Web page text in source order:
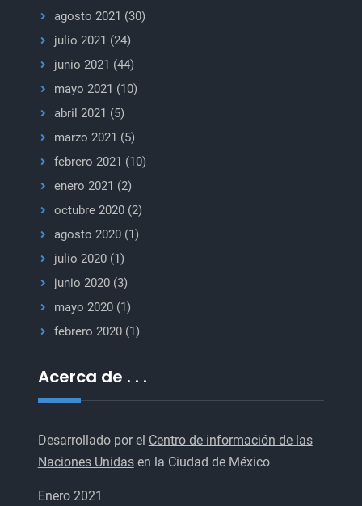
agosto 2021 (30)
julio 2021 (24)
junio 2021 (44)
mayo 2021 (10)
abril 2021 (5)
marzo 2021 (5)
febrero 2021 (10)
enero 2021 (2)
octubre 2020(2)
agosto 2020(1)
julio 2020(1)
junio 2020(3)
mayo 2020(1)
febrero 2020(1)
Acerca de . . .
Desarrollado por el Centro de información de las
Naciones Unidasen la Ciudad de México
Enero 2021